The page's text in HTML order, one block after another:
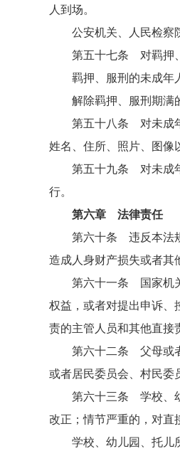
人到场。
公安机关、人民检察院
第五十七条 对羁押、
羁押、服刑的未成年
解除羁押、服刑期满
第五十八条 对未成年
姓名、住所、照片、图像
第五十九条 对未成年
行。
第六章 法律责任
第六十条 违反本法规
造成人身财产损失或者其
第六十一条 国家机关
权益，或者对提出申诉、
责的主管人员和其他直接
第六十二条 父母或者
或者居民委员会、村民委
第六十三条 学校、幼
改正；情节严重的，对直
学校、幼儿园、托儿所